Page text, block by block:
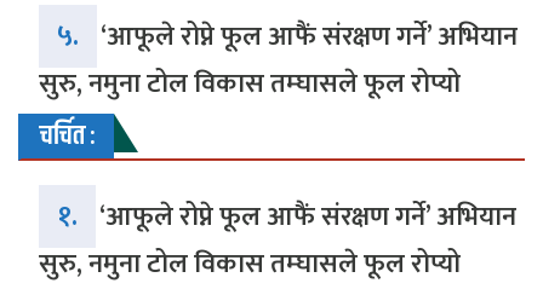
५. ‘आफूले रोप्ने फूल आफैं संरक्षण गर्ने’ अभियान
सुरु, नमुना टोल विकास तम्घासले फूल रोप्यो
चर्चित :
१. ‘आफूले रोप्ने फूल आफैं संरक्षण गर्ने’ अभियान
सुरु, नमुना टोल विकास तम्घासले फूल रोप्यो